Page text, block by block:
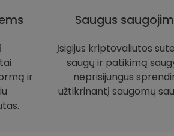
ir
Saugus
Įsigijus kriptovaliutos
saugų ir patikimą
neprisijungus
užtikrinantį saugomų